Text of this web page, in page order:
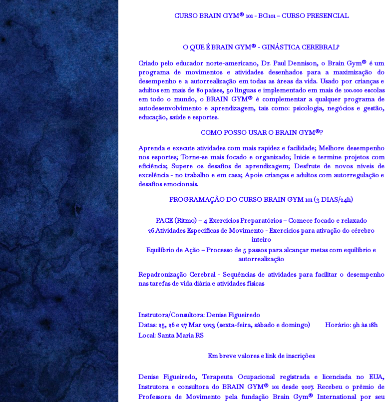
CURSO BRAIN GYM® 101 - BG101 – CURSO PRESENCIAL
O QUE É BRAIN GYM® - GINÁSTICA CEREBRAL?
Criado pelo educador norte-americano, Dr. Paul Dennison, o Brain Gym® é um
programa de movimentos e atividades desenhados para a maximização do
desempenho e a autorrealização em todas as áreas da vida. Usado por crianças e
adultos em mais de 80 países, 50 línguas e implementado em mais de 100.000 escolas
em todo o mundo, o BRAIN GYM® é complementar a qualquer programa de
autodesenvolvimento e aprendizagem, tais como: psicologia, negócios e gestão,
educação, saúde e esportes.
COMO POSSO USAR O BRAIN GYM®?
Aprenda e execute atividades com mais rapidez e facilidade; Melhore desempenho
nos esportes; Torne-se mais focado e organizado; Inicie e termine projetos com
eficiência; Supere os desafios de aprendizagem; Desfrute de novos níveis de
excelência - no trabalho e em casa; Apoie crianças e adultos com autorregulação e
desafios emocionais.
PROGRAMAÇÃO DO CURSO BRAIN GYM 101 (3 DIAS/24h)
PACE (Ritmo)– 4 Exercícios Preparatórios – Comece focado e relaxado
26 Atividades Específicas de Movimento-Exercícios para ativação do cérebro
inteiro
Equilíbrio de Ação –Processo de 5 passos para alcançar metas com equilíbrio e
autorrealização
Repadronização Cerebral -Sequências de atividades para facilitar o desempenho
nas tarefas de vida diária e atividades físicas
Instrutora/Consultora: Denise Figueiredo
Datas: 25, 26 e 27 Mar 2023 (sexta-feira, sábado e domingo) Horário: 9h às 18h
Local: Santa Maria RS
Em breve valores e link de inscrições
Denise Figueiredo,Terapeuta Ocupacional registrada e licenciada no EUA,
Instrutora e consultora do BRAIN GYM® 101desde 2007. Recebeu o prêmio de
Professora de Movimento pela fundação Brain Gym® International por seu